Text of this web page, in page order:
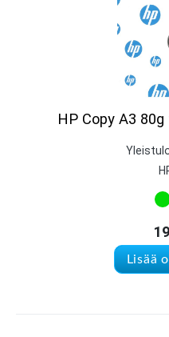
HP Copy A3
Lisää